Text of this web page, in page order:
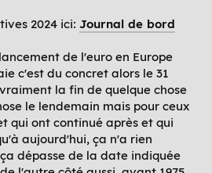
2024 ici: Journal de bord
de l'euro en Europe
c'est du concret alors le 31
la fin de quelque chose
le lendemain mais pour ceux
qui ont continué après et qui
aujourd'hui, ça n'a rien
dépasse de la date indiquée